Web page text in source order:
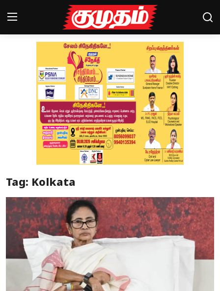
Magazines
Special Story
Business
Crime
Tamilnadu
Tag: Kolkata